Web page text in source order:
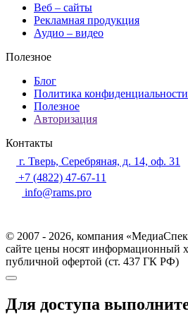
Веб – сайты
Рекламная продукция
Аудио – видео
Полезное
Блог
Политика конфиденциальности
Полезное
Авторизация
Контакты
г. Тверь, Серебряная, д. 14, оф. 31
+7 (4822) 47-67-11
info@rams.pro
© 2007 - 2026, компания
сайте цены носят информационный
публичной офертой (ст. 437 ГК РФ)
Для доступа